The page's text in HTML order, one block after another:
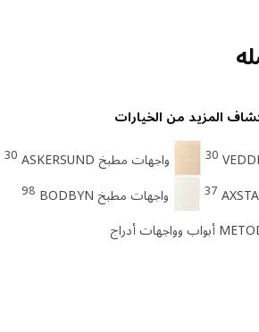
المزيد من الخيارات
30 واجهات مطبخ ASKERSUND 30
37 واجهات مطبخ BODBYN 98